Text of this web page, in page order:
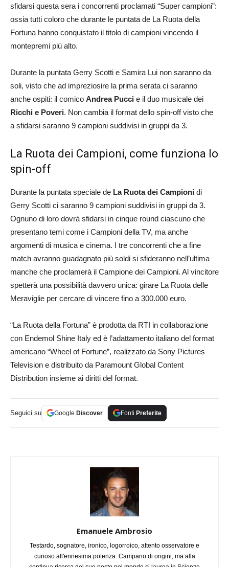
sfidarsi questa sera i concorrenti proclamati “Super campioni”:
ossia tutti coloro che durante le puntata de La Ruota della
Fortuna hanno conquistato il titolo di campioni vincendo il
montepremi più alto.
Durante la puntata Gerry Scotti e Samira Lui non saranno da
soli, visto che ad impreziosire la prima serata ci saranno
anche ospiti: il comico Andrea Pucci e il duo musicale dei
Ricchi e Poveri. Non cambia il format dello spin-off visto che
a sfidarsi saranno 9 campioni suddivisi in gruppi da 3.
La Ruota dei Campioni, come funziona lo
spin-off
Durante la puntata speciale de La Ruota dei Campioni di
Gerry Scotti ci saranno 9 campioni suddivisi in gruppi da 3.
Ognuno di loro dovrà sfidarsi in cinque round ciascuno che
presentano temi come i Campioni della TV, ma anche
argomenti di musica e cinema. I tre concorrenti che a fine
match avranno guadagnato più soldi si sfideranno nell’ultima
manche che proclamerà il Campione dei Campioni. Al vincitore
spetterà una possibilità davvero unica: girare La Ruota delle
Meraviglie per cercare di vincere fino a 300.000 euro.
“La Ruota della Fortuna” è prodotta da RTI in collaborazione
con Endemol Shine Italy ed è l’adattamento italiano del format
americano “Wheel of Fortune”, realizzato da Sony Pictures
Television e distribuito da Paramount Global Content
Distribution insieme ai diritti del format.
Seguici su Google Discover Fonti Preferite
Emanuele Ambrosio
Testardo, sognatore, ironico, logorroico, attento osservatore e
curioso all'ennesima potenza. Campano di origini, ma alla